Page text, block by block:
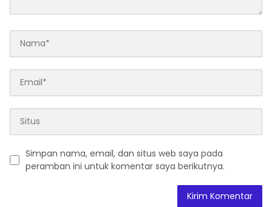
Simpan nama, email, dan situs web saya pada
peramban ini untuk komentar saya berikutnya.